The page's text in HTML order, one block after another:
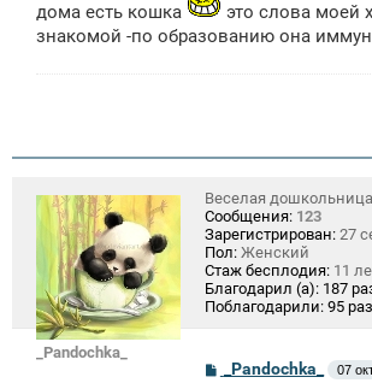
дома есть кошка
это слова моей
знакомой -по образованию она
_Pandochka_
Веселая дошкольница
Сообщения: 123
Зарегистрирован: 27
Пол: Женский
Стаж бесплодия: 11
Благодарил (а): 187
Поблагодарили: 95 раз
_Pandochka_ 07